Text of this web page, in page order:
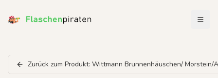
Zurück zum Produkt: Wittmann Brunnenhäuschen/ Morstein/